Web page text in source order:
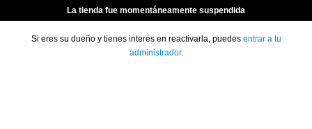
La tienda fue momentáneamente suspendida
Si eres su dueño y tienes interés en reactivarla, puedes entrar a tu
administrador.